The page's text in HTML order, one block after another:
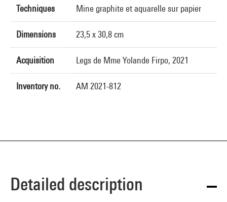
Techniques Mine graphite et aquarelle sur papier
Dimensions 23,5 x 30,8 cm
Acquisition Legs de Mme Yolande Firpo, 2021
Inventory no. AM 2021-812
Detailed description